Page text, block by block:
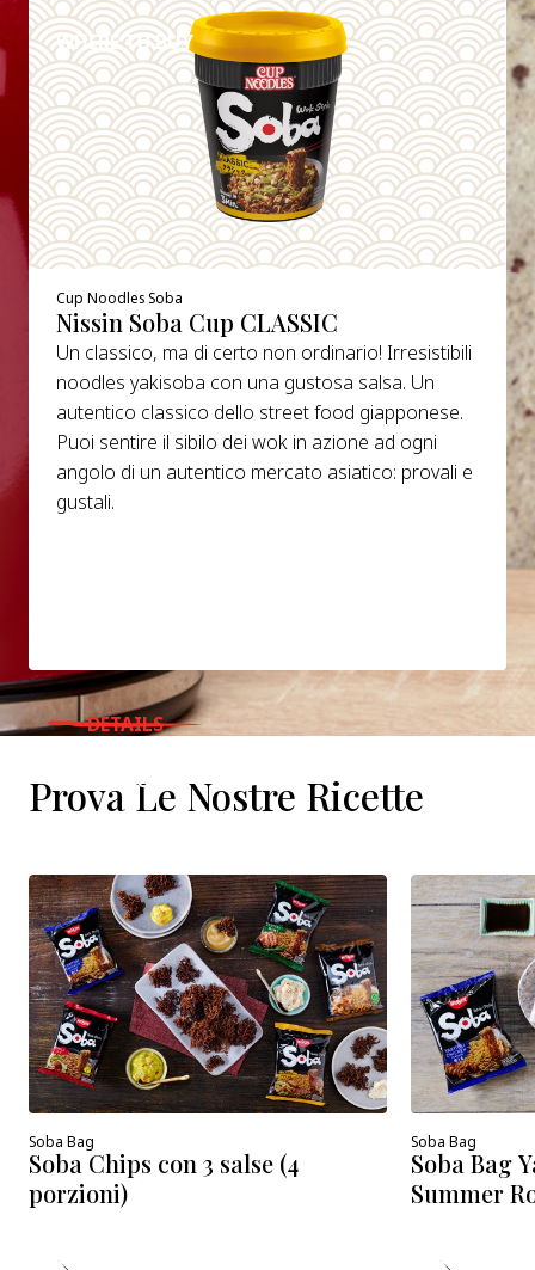
WHERE TO BUY
Cup Noodles Soba
Nissin Soba Cup CLASSIC
Un classico, ma di certo non ordinario! Irresistibili
noodles yakisoba con una gustosa salsa. Un
autentico classico dello street food giapponese.
Puoi sentire il sibilo dei wok in azione ad ogni
angolo di un autentico mercato asiatico: provali e
gustali.
WHERE TO BUY
DETAILS
Prova Le Nostre Ricette
Soba Bag
Soba Chips con 3 salse (4
porzioni)
Soba Bag
Soba Bag
Summer